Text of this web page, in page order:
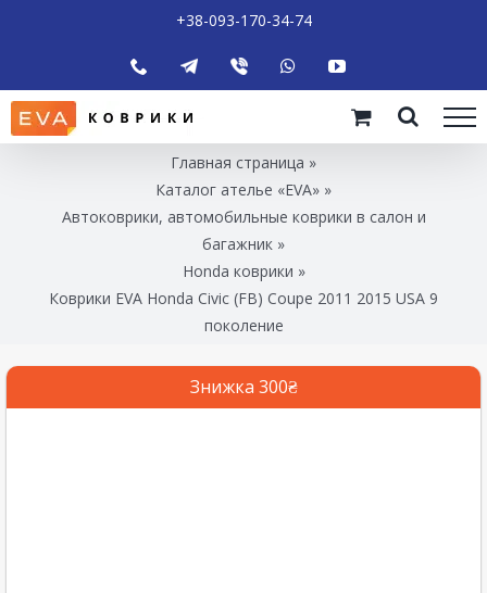
+38-093-170-34-74
Главная страница »
Каталог ателье «EVA» »
Автоковрики, автомобильные коврики в салон и
багажник »
Honda коврики »
Коврики EVA Honda Civic (FB) Coupe 2011 2015 USA 9
поколение
Знижка 300₴